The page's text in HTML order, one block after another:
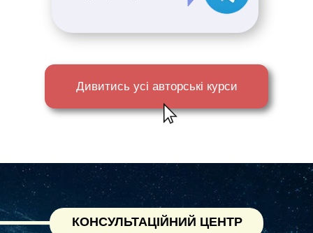
Дивитись усі авторські курси
КОНСУЛЬТАЦІЙНИЙ ЦЕНТР